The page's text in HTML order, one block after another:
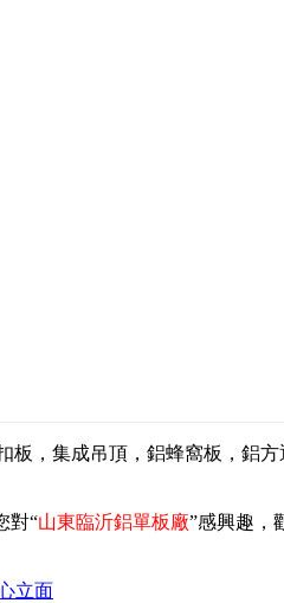
板，集成吊頂，鋁蜂窩板，
對“山東臨沂鋁單板廠”感興趣，